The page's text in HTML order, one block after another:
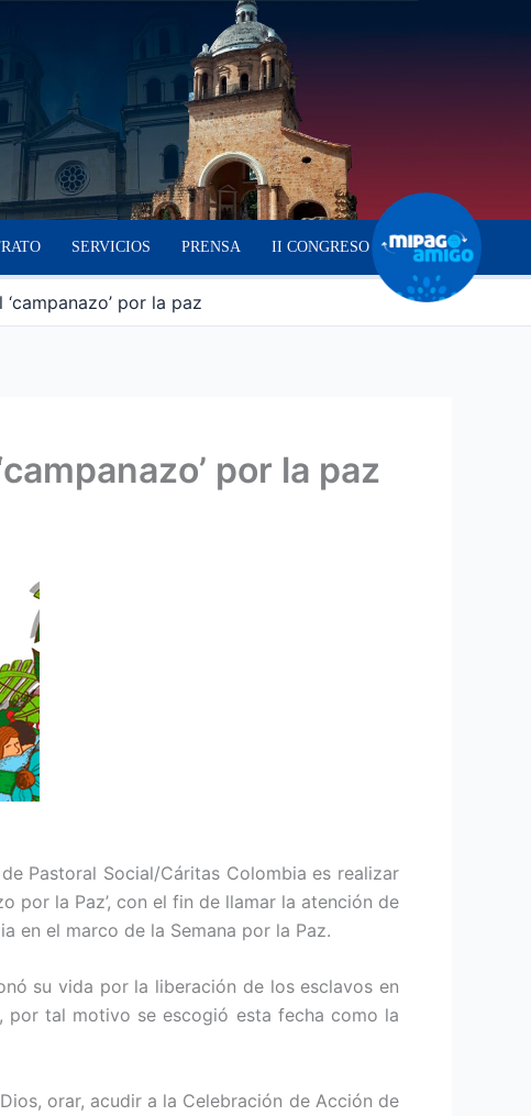
SERVICIOS PRENSA II CONGRESO
por la paz
por la paz
Pastoral Social/Cáritas Colombia es realizar
por la Paz’, con el fin de llamar la atención de
en el marco de la Semana por la Paz.
su vida por la liberación de los esclavos en
por tal motivo se escogió esta fecha como la
orar, acudir a la Celebración de Acción de